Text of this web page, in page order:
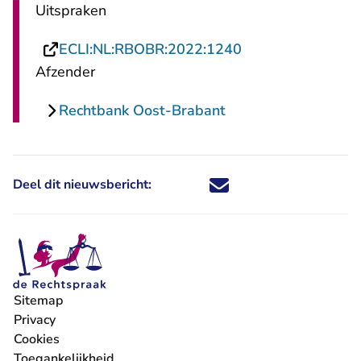
Uitspraken
ECLI:NL:RBOBR:2022:1240
Afzender
Rechtbank Oost-Brabant
Deel dit nieuwsbericht: Deel dit nieuwsbericht via X -
Deel dit nieuwsbericht via
Deel dit nieuwsbericht
Deel dit
Sitemap
Privacy
Cookies